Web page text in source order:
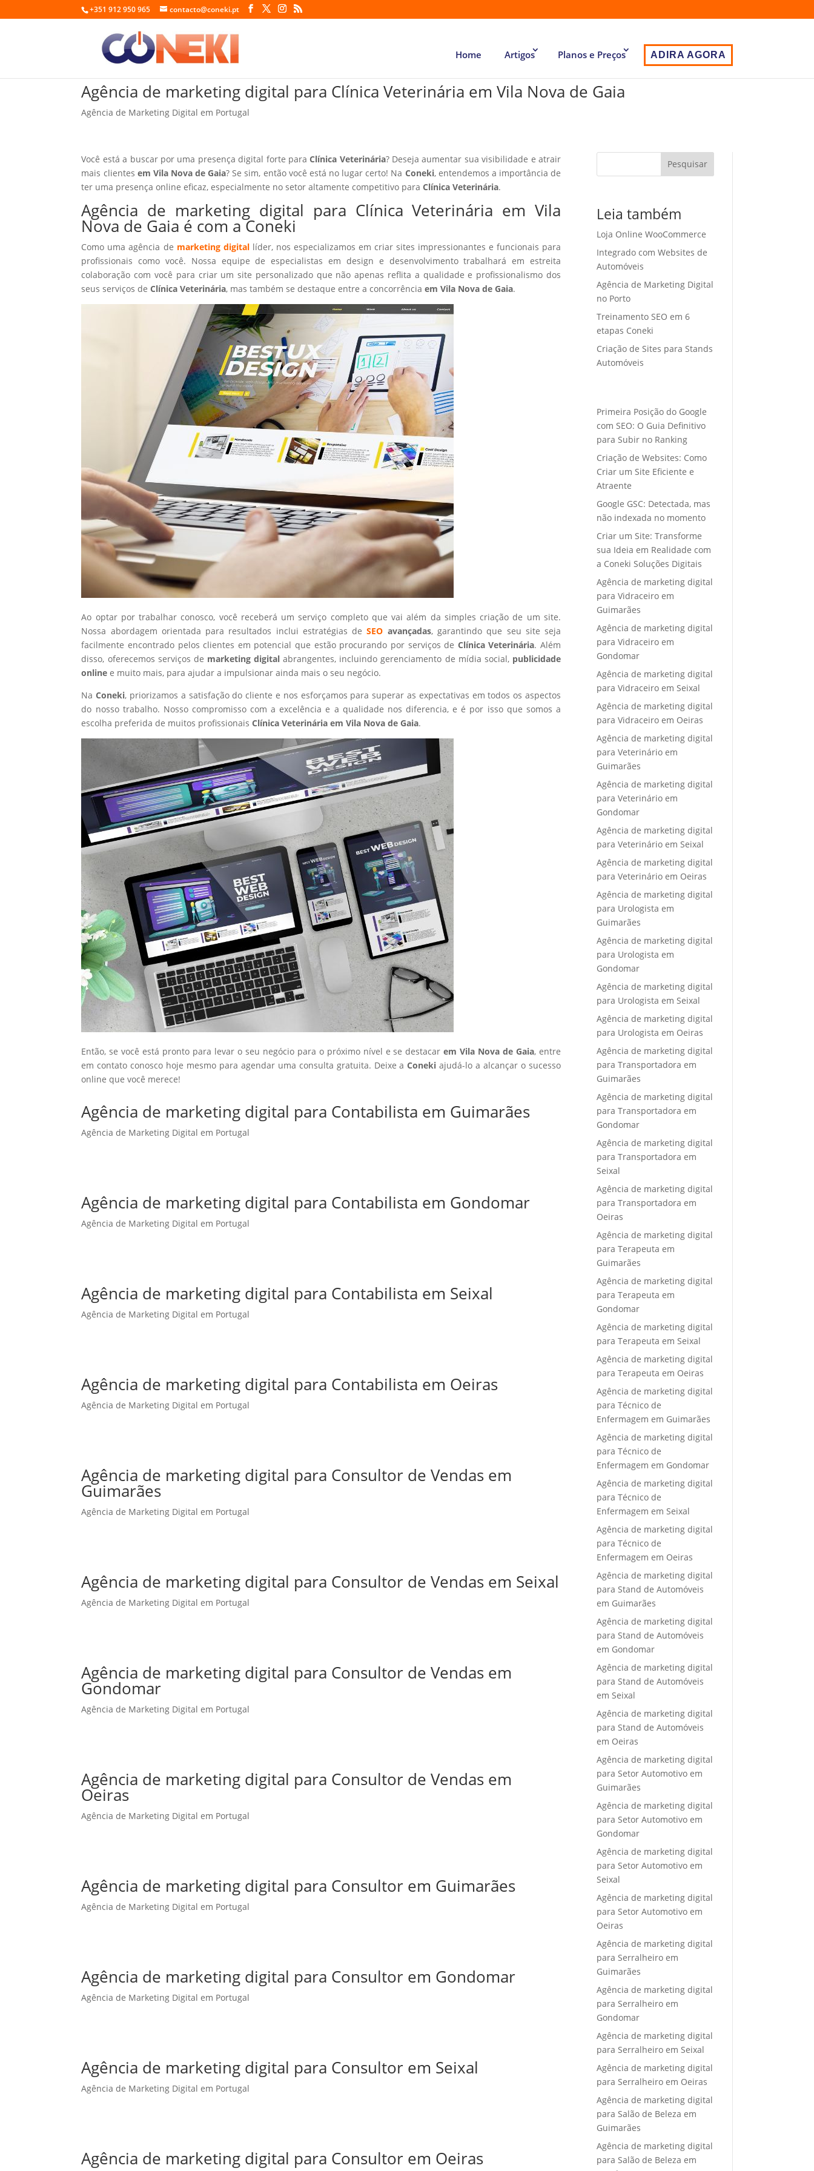
+351 912 950 965 contacto@coneki.pt
Home Artigos Planos e Preços ADIRA AGORA
Agência de marketing digital para Clínica Veterinária em Vila Nova de Gaia
Agência de Marketing Digital em Portugal
Você está a buscar por uma presença digital forte paraClínica Veterinária? Deseja aumentar sua visibilidade e atrair
mais clientes em Vila Nova de Gaia? Se sim, então você está no lugar certo! Na Coneki, entendemos a importância de
ter uma presença online eficaz, especialmente no setor altamente competitivo paraClínica Veterinária.
Agência de marketing digital para Clínica Veterinária em Vila
Nova de Gaia é com a Coneki
Como uma agência de marketing digitallíder, nos especializamos em criar sites impressionantes e funcionais para
profissionais como você. Nossa equipe de especialistas em design e desenvolvimento trabalhará em estreita
colaboração com você para criar um site personalizado que não apenas reflita a qualidade e profissionalismo dos
seus serviços deClínica Veterinária, mas também se destaque entre a concorrênciaem Vila Nova de Gaia.
Ao optar por trabalhar conosco, você receberá um serviço completo que vai além da simples criação de um site.
Nossa abordagem orientada para resultados inclui estratégias deSEO avançadas, garantindo que seu site seja
facilmente encontrado pelos clientes em potencial que estão procurando por serviços de Clínica Veterinária. Além
disso, oferecemos serviços de marketing digitalabrangentes, incluindo gerenciamento de mídia social, publicidade
online e muito mais, para ajudar a impulsionar ainda mais o seu negócio.
NaConeki, priorizamos a satisfação do cliente e nos esforçamos para superar as expectativas em todos os aspectos
do nosso trabalho. Nosso compromisso com a excelência e a qualidade nos diferencia, e é por isso que somos a
escolha preferida de muitos profissionaisClínica Veterinária em Vila Nova de Gaia.
Então, se você está pronto para levar o seu negócio para o próximo nível e se destacarem Vila Nova de Gaia, entre
em contato conosco hoje mesmo para agendar uma consulta gratuita. Deixe aConeki ajudá-lo a alcançar o sucesso
online que você merece!
Agência de marketing digital para Contabilista em Guimarães
Agência de Marketing Digital em Portugal
Agência de marketing digital para Contabilista em Gondomar
Agência de Marketing Digital em Portugal
Agência de marketing digital para Contabilista em Seixal
Agência de Marketing Digital em Portugal
Agência de marketing digital para Contabilista em Oeiras
Agência de Marketing Digital em Portugal
Agência de marketing digital para Consultor de Vendas em
Guimarães
Agência de Marketing Digital em Portugal
Agência de marketing digital para Consultor de Vendas em Seixal
Agência de Marketing Digital em Portugal
Agência de marketing digital para Consultor de Vendas em
Gondomar
Agência de Marketing Digital em Portugal
Agência de marketing digital para Consultor de Vendas em
Oeiras
Agência de Marketing Digital em Portugal
Agência de marketing digital para Consultor em Guimarães
Agência de Marketing Digital em Portugal
Agência de marketing digital para Consultor em Gondomar
Agência de Marketing Digital em Portugal
Agência de marketing digital para Consultor em Seixal
Agência de Marketing Digital em Portugal
Agência de marketing digital para Consultor em Oeiras
Pesquisar
Leia também
Loja Online WooCommerce
Integrado com Websites de
Automóveis
Agência de Marketing Digital
no Porto
Treinamento SEO em 6
etapas Coneki
Criação de Sites para Stands
Automóveis
Primeira Posição do Google
com SEO: O Guia Definitivo
para Subir no Ranking
Criação de Websites: Como
Criar um Site Eficiente e
Atraente
Google GSC: Detectada, mas
não indexada no momento
Criar um Site: Transforme
sua Ideia em Realidade com
a Coneki Soluções Digitais
Agência de marketing digital
para Vidraceiro em
Guimarães
Agência de marketing digital
para Vidraceiro em
Gondomar
Agência de marketing digital
para Vidraceiro em Seixal
Agência de marketing digital
para Vidraceiro em Oeiras
Agência de marketing digital
para Veterinário em
Guimarães
Agência de marketing digital
para Veterinário em
Gondomar
Agência de marketing digital
para Veterinário em Seixal
Agência de marketing digital
para Veterinário em Oeiras
Agência de marketing digital
para Urologista em
Guimarães
Agência de marketing digital
para Urologista em
Gondomar
Agência de marketing digital
para Urologista em Seixal
Agência de marketing digital
para Urologista em Oeiras
Agência de marketing digital
para Transportadora em
Guimarães
Agência de marketing digital
para Transportadora em
Gondomar
Agência de marketing digital
para Transportadora em
Seixal
Agência de marketing digital
para Transportadora em
Oeiras
Agência de marketing digital
para Terapeuta em
Guimarães
Agência de marketing digital
para Terapeuta em
Gondomar
Agência de marketing digital
para Terapeuta em Seixal
Agência de marketing digital
para Terapeuta em Oeiras
Agência de marketing digital
para Técnico de
Enfermagem em Guimarães
Agência de marketing digital
para Técnico de
Enfermagem em Gondomar
Agência de marketing digital
para Técnico de
Enfermagem em Seixal
Agência de marketing digital
para Técnico de
Enfermagem em Oeiras
Agência de marketing digital
para Stand de Automóveis
em Guimarães
Agência de marketing digital
para Stand de Automóveis
em Gondomar
Agência de marketing digital
para Stand de Automóveis
em Seixal
Agência de marketing digital
para Stand de Automóveis
em Oeiras
Agência de marketing digital
para Setor Automotivo em
Guimarães
Agência de marketing digital
para Setor Automotivo em
Gondomar
Agência de marketing digital
para Setor Automotivo em
Seixal
Agência de marketing digital
para Setor Automotivo em
Oeiras
Agência de marketing digital
para Serralheiro em
Guimarães
Agência de marketing digital
para Serralheiro em
Gondomar
Agência de marketing digital
para Serralheiro em Seixal
Agência de marketing digital
para Serralheiro em Oeiras
Agência de marketing digital
para Salão de Beleza em
Guimarães
Agência de marketing digital
para Salão de Beleza em